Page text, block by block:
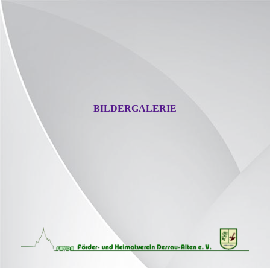
BILDERGALERIE